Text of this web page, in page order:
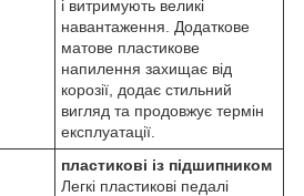
і витримують великі
навантаження. Додаткове
матове пластикове
напилення захищає від
корозії, додає стильний
вигляд та продовжує термін
експлуатації.
пластикові із підшипником
Легкі пластикові педалі